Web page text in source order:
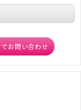
お問い合わせ